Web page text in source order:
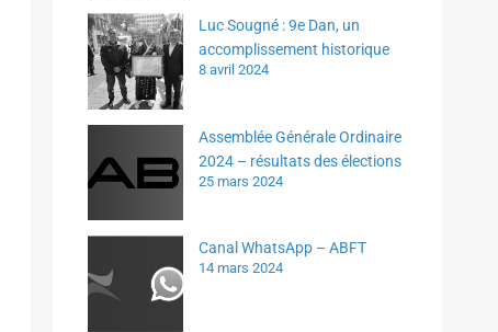
Luc Sougné : 9e Dan, un
accomplissement historique
8 avril 2024
Assemblée Générale Ordinaire
2024 – résultats des élections
25 mars 2024
Canal WhatsApp – ABFT
14 mars 2024